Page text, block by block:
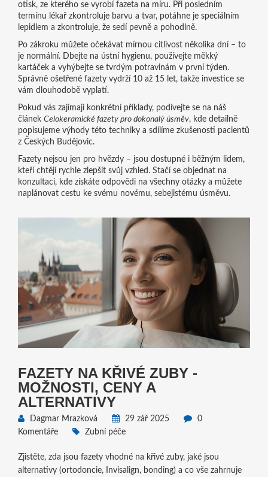
otisk, ze kterého se vyrobí fazeta na míru. Při posledním
termínu lékař zkontroluje barvu a tvar, potáhne je speciálním
lepidlem a zkontroluje, že sedí pevně a pohodlně.
Po zákroku můžete očekávat mírnou citlivost několika dní – to
je normální. Dbejte na ústní hygienu, používejte měkký
kartáček a vyhýbejte se tvrdým potravinám v první týden.
Správně ošetřené fazety vydrží 10 až 15 let, takže investice se
vám dlouhodobě vyplatí.
Pokud vás zajímají konkrétní příklady, podívejte se na náš
článek Celokeramické fazety pro dokonalý úsměv, kde detailně
popisujeme výhody této techniky a sdílíme zkušenosti pacientů
z Českých Budějovic.
Fazety nejsou jen pro hvězdy – jsou dostupné i běžným lidem,
kteří chtějí rychle zlepšit svůj vzhled. Stačí se objednat na
konzultaci, kde získáte odpovědi na všechny otázky a můžete
naplánovat cestu ke svému novému, sebejistému úsměvu.
FAZETY NA KŘIVÉ ZUBY -
MOŽNOSTI, CENY A
ALTERNATIVY
Dagmar Mrazková 29 zář 2025
0
Komentáře
Zubní péče
Zjistěte, zda jsou fazety vhodné na křivé zuby, jaké jsou
alternativy (ortodoncie, Invisalign, bonding) a co vše zahrnuje